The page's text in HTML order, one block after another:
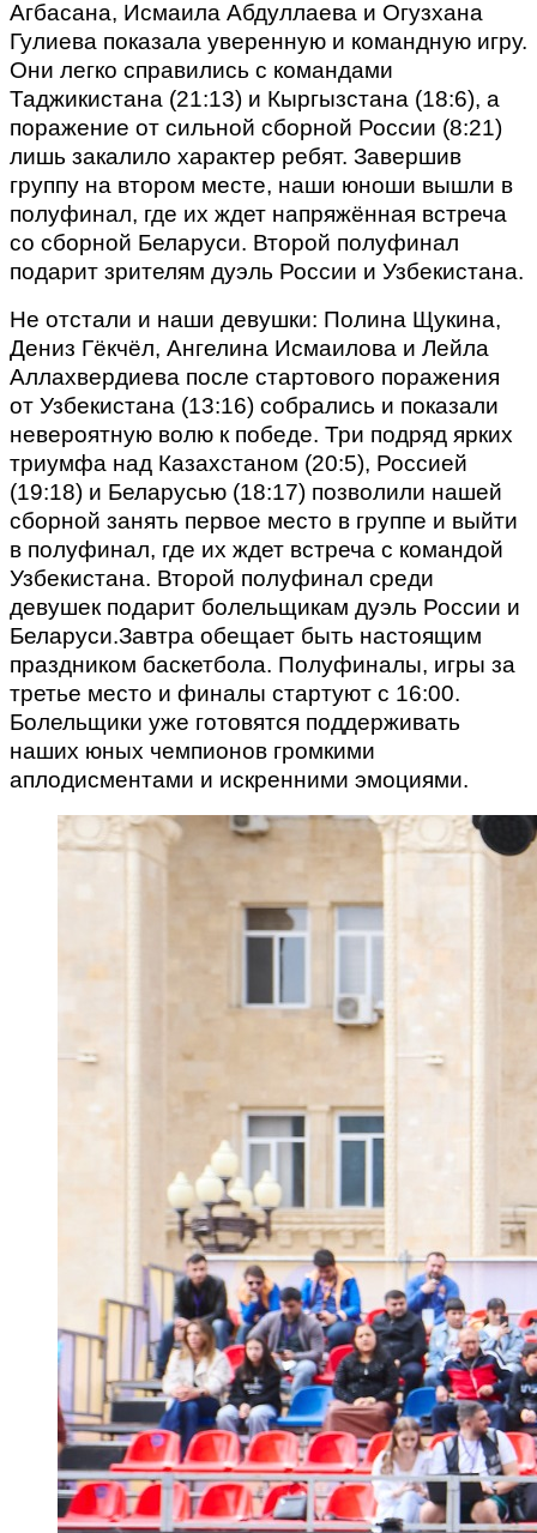
Агбасана, Исмаила Абдуллаева и Огузхана
Гулиева показала уверенную и командную игру.
Они легко справились с командами
Таджикистана (21:13) и Кыргызстана (18:6), а
поражение от сильной сборной России (8:21)
лишь закалило характер ребят. Завершив
группу на втором месте, наши юноши вышли в
полуфинал, где их ждет напряжённая встреча
со сборной Беларуси. Второй полуфинал
подарит зрителям дуэль России и Узбекистана.
Не отстали и наши девушки: Полина Щукина,
Дениз Гёкчёл, Ангелина Исмаилова и Лейла
Аллахвердиева после стартового поражения
от Узбекистана (13:16) собрались и показали
невероятную волю к победе. Три подряд ярких
триумфа над Казахстаном (20:5), Россией
(19:18) и Беларусью (18:17) позволили нашей
сборной занять первое место в группе и выйти
в полуфинал, где их ждет встреча с командой
Узбекистана. Второй полуфинал среди
девушек подарит болельщикам дуэль России и
Беларуси.Завтра обещает быть настоящим
праздником баскетбола. Полуфиналы, игры за
третье место и финалы стартуют с 16:00.
Болельщики уже готовятся поддерживать
наших юных чемпионов громкими
аплодисментами и искренними эмоциями.